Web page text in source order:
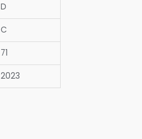
D
C
71
2023